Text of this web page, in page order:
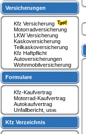
Versicherungen
Kfz Versicherung
Motorradversicherung
LKW Versicherung
Kaskoversicherung
Teilkaskoversicherung
Kfz Haftpflicht
Autoversicherungen
Wohnmobilversicherung
Formulare
Kfz-Kaufvertrag
Motorrad-Kaufvertrag
Autokaufvertrag
Unfallbericht, usw.
Kfz Verzeichnis